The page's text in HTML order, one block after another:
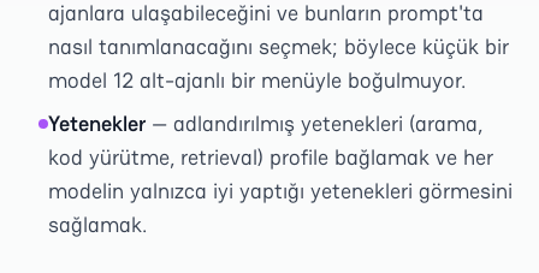
ajanlara ulaşabileceğini ve bunların prompt'ta
nasıl tanımlanacağını seçmek; böylece küçük bir
model 12 alt-ajanlı bir menüyle boğulmuyor.
Yetenekler — adlandırılmış yetenekleri (arama,
kod yürütme, retrieval) profile bağlamak ve her
modelin yalnızca iyi yaptığı yetenekleri görmesini
sağlamak.